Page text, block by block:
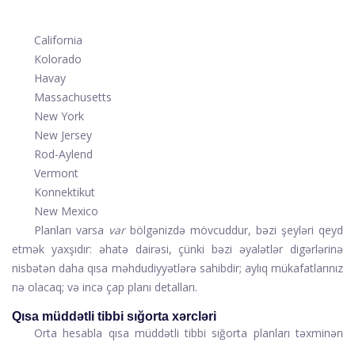
California
Kolorado
Havay
Massachusetts
New York
New Jersey
Rod-Aylend
Vermont
Konnektikut
New Mexico
Planları varsa var bölgənizdə mövcuddur, bəzi şeyləri qeyd
etmək yaxşıdır: əhatə dairəsi, çünki bəzi əyalətlər digərlərinə
nisbətən daha qısa məhdudiyyətlərə sahibdir; aylıq mükafatlarınız
nə olacaq; və incə çap planı detalları.
Qısa müddətli tibbi sığorta xərcləri
Orta hesabla qısa müddətli tibbi sığorta planları təxminən